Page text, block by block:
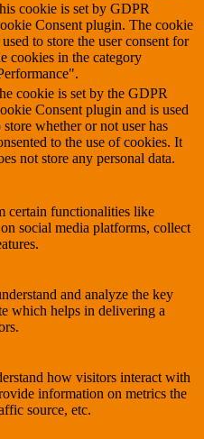
cookie is set by GDPR
Consent plugin. The cookie
used to store the user consent for
cookies in the category
cookie is set by the GDPR
Consent plugin and is used
store whether or not user has
to the use of cookies. It
not store any personal data.
certain functionalities like
social media platforms, collect
and analyze the key
which helps in delivering a
how visitors interact with
information on metrics the
source, etc.